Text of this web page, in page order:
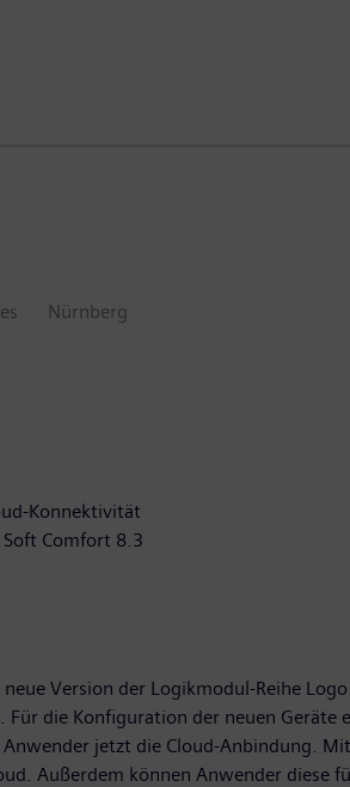
Nürnberg
Konnektivität
Comfort 8.3
Version der Logikmodul-Reihe
die Konfiguration der neuen
jetzt die Cloud-Anbindung.
Außerdem können Anwender